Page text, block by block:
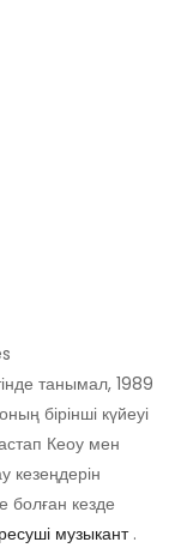
танымал, 1989
бірінші күйеуі
Кеоу мен
кезеңдерін
болған кезде
музыкант.